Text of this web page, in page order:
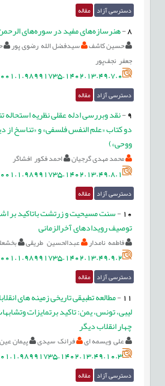
دسترسی آزاد مقاله
8
-هنرسازه‌های مفید در سوره‌های
حسین کاشف سیدفضل الله رضوی پور
جعفر نجف‌پور
دسترسی آزاد مقاله
9
-نقد وبررسی ادله عقلی نظریه استحاله
دو کتاب «علم النفس فلسفی» و «تناسخ از
ووحی»)
محمد مهدی گرجیان احمد فکور افشاگر
دسترسی آزاد مقاله
10
-سنت مسیحیت و زرتشت باتاکید بر
توصیف رویدادهای آخرالزمانی
فاطمه نامدار عبدالحسین طریقی
دسترسی آزاد مقاله
11
-مطالعه تطبیقی تاریخی زمینه های
لیبی، تونس، یمن: تاکید برتمایزات
چهار انقلاب دیگر
علی ویسمه ای فرانک سيدی پیمان عین
دسترسی آزاد مقاله